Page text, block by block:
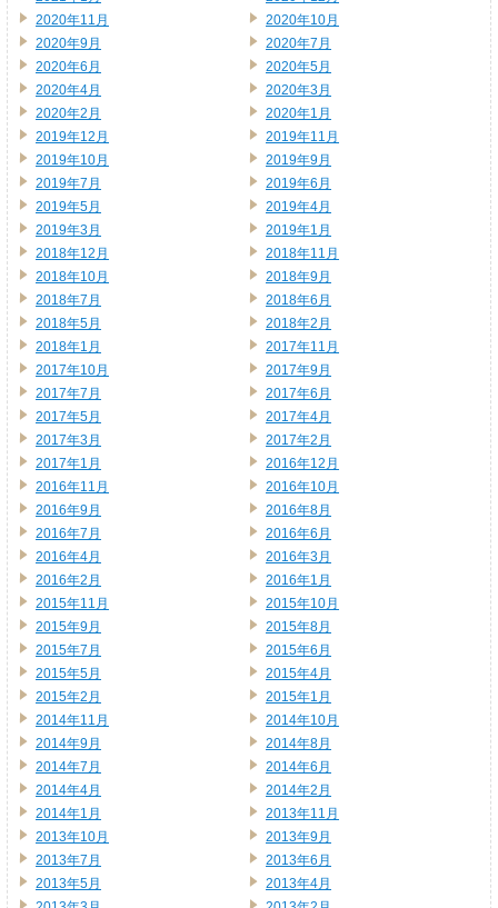
2020年11月
2020年10月
2020年9月
2020年7月
2020年6月
2020年5月
2020年4月
2020年3月
2020年2月
2020年1月
2019年12月
2019年11月
2019年10月
2019年9月
2019年7月
2019年6月
2019年5月
2019年4月
2019年3月
2019年1月
2018年12月
2018年11月
2018年10月
2018年9月
2018年7月
2018年6月
2018年5月
2018年2月
2018年1月
2017年11月
2017年10月
2017年9月
2017年7月
2017年6月
2017年5月
2017年4月
2017年3月
2017年2月
2017年1月
2016年12月
2016年11月
2016年10月
2016年9月
2016年8月
2016年7月
2016年6月
2016年4月
2016年3月
2016年2月
2016年1月
2015年11月
2015年10月
2015年9月
2015年8月
2015年7月
2015年6月
2015年5月
2015年4月
2015年2月
2015年1月
2014年11月
2014年10月
2014年9月
2014年8月
2014年7月
2014年6月
2014年4月
2014年2月
2014年1月
2013年11月
2013年10月
2013年9月
2013年7月
2013年6月
2013年5月
2013年4月